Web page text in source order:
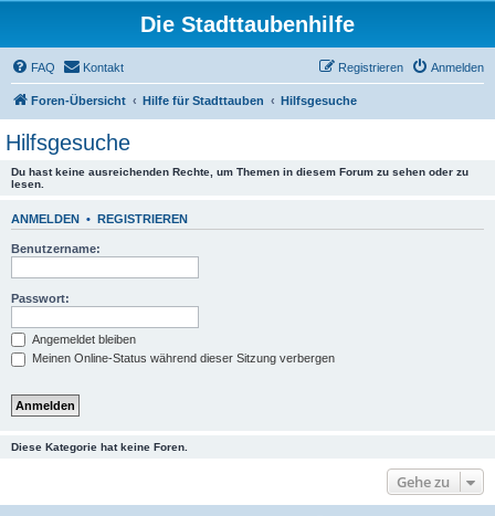
Die Stadttaubenhilfe
FAQ Kontakt Anmelden
Registrieren
Foren-Übersicht Hilfe für Stadttauben Hilfsgesuche
Hilfsgesuche
Du hast keine ausreichenden Rechte, um Themen in diesem Forum zu sehen oder zu
lesen.
ANMELDEN • REGISTRIEREN
Benutzername:
Passwort:
Angemeldet bleiben
Meinen Online-Status während dieser Sitzung verbergen
Diese Kategorie hat keine Foren.
Gehe zu